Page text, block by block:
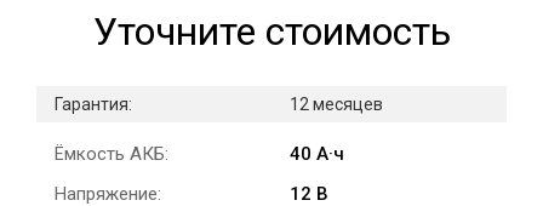
Уточните стоимость
Гарантия: 12 месяцев
Ёмкость АКБ:
40 А·ч
Напряжение:
12 В